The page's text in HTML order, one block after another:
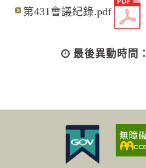
第431會議紀錄.pdf
最後異動時間：